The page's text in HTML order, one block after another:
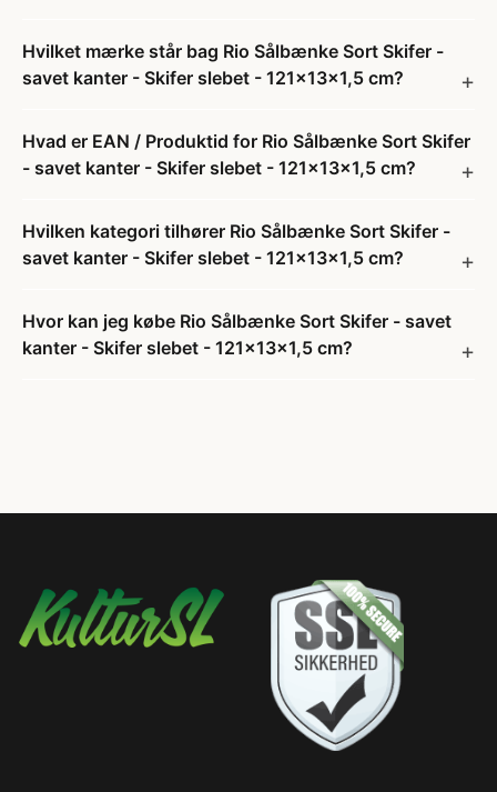
Hvilket mærke står bag Rio Sålbænke Sort Skifer -
savet kanter - Skifer slebet - 121x13x1,5 cm?
Hvad er EAN / Produktid for Rio Sålbænke Sort Skifer
- savet kanter - Skifer slebet - 121x13x1,5 cm?
Hvilken kategori tilhører Rio Sålbænke Sort Skifer -
savet kanter - Skifer slebet - 121x13x1,5 cm?
Hvor kan jeg købe Rio Sålbænke Sort Skifer - savet
kanter - Skifer slebet - 121x13x1,5 cm?